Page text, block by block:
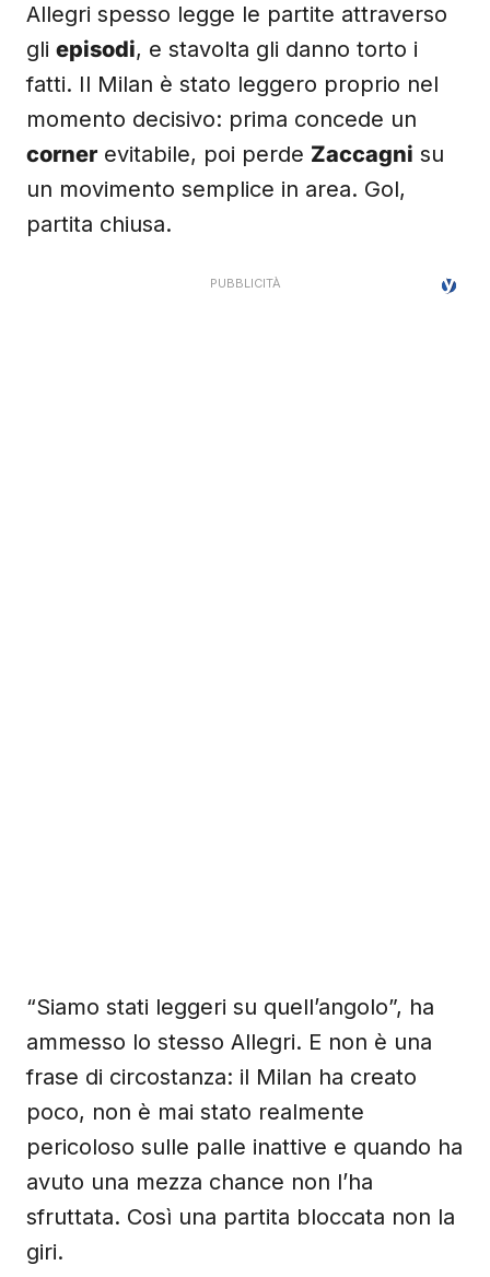
Allegri spesso legge le partite attraverso
gli episodi, e stavolta gli danno torto i
fatti. Il Milan è stato leggero proprio nel
momento decisivo: prima concede un
corner evitabile, poi perde Zaccagni su
un movimento semplice in area. Gol,
partita chiusa.
“Siamo stati leggeri su quell’angolo”, ha
ammesso lo stesso Allegri. E non è una
frase di circostanza: il Milan ha creato
poco, non è mai stato realmente
pericoloso sulle palle inattive e quando ha
avuto una mezza chance non l’ha
sfruttata. Così una partita bloccata non la
giri.